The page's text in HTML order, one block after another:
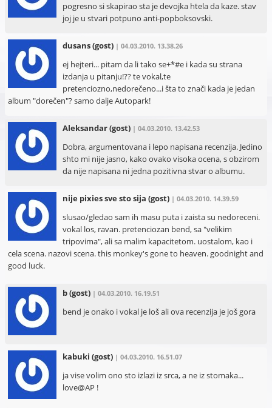
pogresno si skapirao sta je devojka htela da kaze. stav
joj je u stvari potpuno anti-popboksovski.
dusans(gost) | 04.03.2010. 13.38.26
ej hejteri... pitam da li tako se+*#e i kada su strana
izdanja u pitanju!?? te vokal,te
pretenciozno,nedorečeno...i šta to znači kada je jedan
album "dorečen"? samo dalje Autopark!
Aleksandar(gost) | 04.03.2010. 13.42.53
Dobra, argumentovana i lepo napisana recenzija. Jedino
shto mi nije jasno, kako ovako visoka ocena, s obzirom
da nije napisana ni jedna pozitivna stvar o albumu.
nije pixies sve sto sija (gost) | 04.03.2010. 14.39.59
slusao/gledao sam ih masu puta i zaista su nedoreceni.
vokal los, ravan. pretenciozan bend, sa "velikim
tripovima", ali sa malim kapacitetom. uostalom, kao i
cela scena. nazovi scena. this monkey's gone to heaven. goodnight and
good luck.
b(gost) | 04.03.2010. 16.19.51
bend je onako i vokal je loš ali ova recenzija je još gora
kabuki (gost) | 04.03.2010. 16.51.07
ja vise volim ono sto izlazi iz srca, a ne iz stomaka...
love@AP !